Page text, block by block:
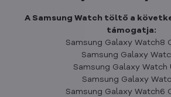
A Samsung Watch töltő a
támogatja:
Samsung Galaxy Watch8
Samsung Galaxy
Samsung Galaxy Watch
Samsung Galaxy
Samsung Galaxy Watch6